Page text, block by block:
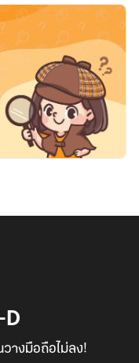
D
างมือถือไม่ลง!